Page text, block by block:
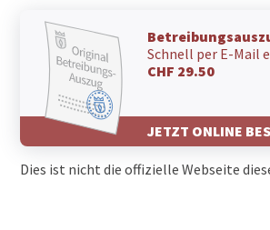
Schnell per E-Mail
CHF 29.50
JETZT ONLINE
Dies ist nicht die offizielle Webseite